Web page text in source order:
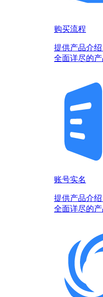
购买流程
提供产品介
全面详尽的
账号实名
提供产品介
全面详尽的